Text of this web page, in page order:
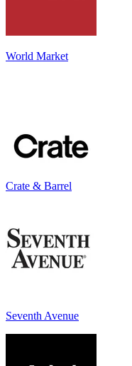
World Market
Crate & Barrel
Seventh Avenue